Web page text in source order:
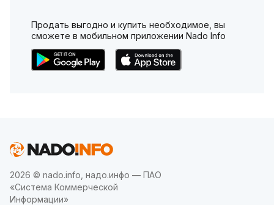
Продать выгодно и купить необходимое, вы
сможете в мобильном приложении Nado Info
2026 © nado.info, надо.инфо — ПАО
«Система Коммерческой
Информации»